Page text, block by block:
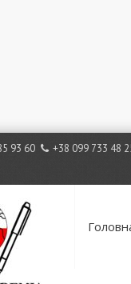
93 60 +38 ‎099 733 48